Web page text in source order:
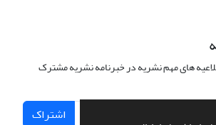
های مهم نشریه در خبرنامه نشریه مشترک
اشتراک